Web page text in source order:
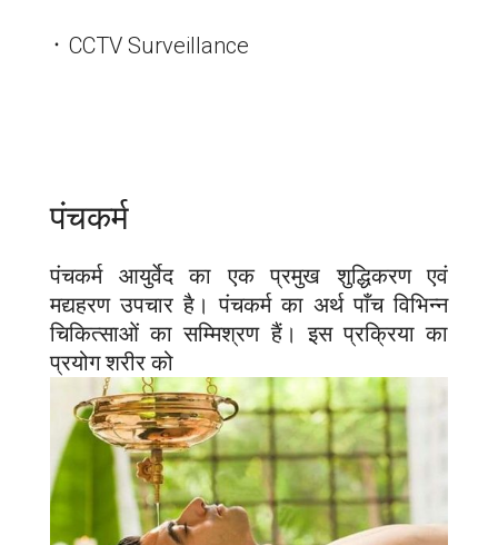
᛫ CCTV Surveillance
पंचकर्म
पंचकर्म आयुर्वेद का एक प्रमुख शुद्धिकरण एवं
मद्यहरण उपचार है। पंचकर्म का अर्थ पाँच विभिन्न
चिकित्साओं का सम्मिश्रण हैं। इस प्रक्रिया का
प्रयोग शरीर को